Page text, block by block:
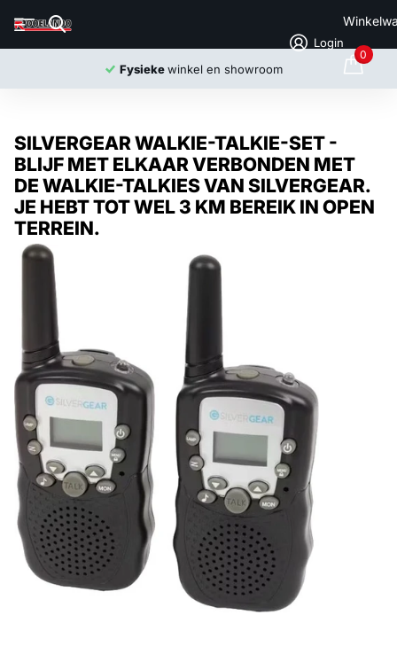
Login
0
Fysiekewinkel en showroom
SILVERGEAR WALKIE-TALKIE-SET -
BLIJF MET ELKAAR VERBONDEN MET
DE WALKIE-TALKIES VAN SILVERGEAR.
JE HEBT TOT WEL 3 KM BEREIK IN OPEN
TERREIN.